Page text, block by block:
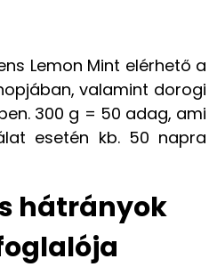
Lemon Mint elérhető a
valamint dorogi
300 g = 50 adag, ami
esetén kb. 50 napra
hátrányok